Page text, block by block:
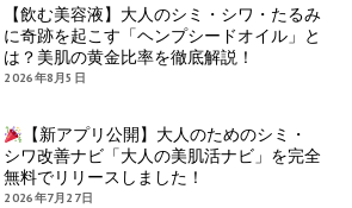
【飲む美容液】大人のシミ・シワ・たるみ
に奇跡を起こす「ヘンプシードオイル」と
は？美肌の黄金比率を徹底解説！
2026年8月5日
【新アプリ公開】大人のためのシミ・
シワ改善ナビ「大人の美肌活ナビ」を完全
無料でリリースしました！
2026年7月27日